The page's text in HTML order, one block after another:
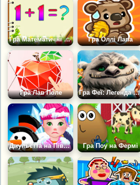
Гра Математичні Приклади з Коником Гра Оллі Лапа
Гра Лав Поле Гра Феї: Легенда Про Чудовисько
Джульєтта на Північному Полюсі Гра Поу на Фермі